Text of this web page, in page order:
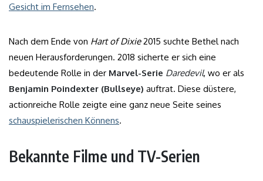
Gesicht im Fernsehen.
Nach dem Ende von Hart of Dixie2015 suchte Bethel nach
neuen Herausforderungen. 2018 sicherte er sich eine
bedeutende Rolle in der Marvel-Serie Daredevil, wo er als
Benjamin Poindexter (Bullseye) auftrat. Diese düstere,
actionreiche Rolle zeigte eine ganz neue Seite seines
schauspielerischen Könnens.
Bekannte Filme und TV-Serien